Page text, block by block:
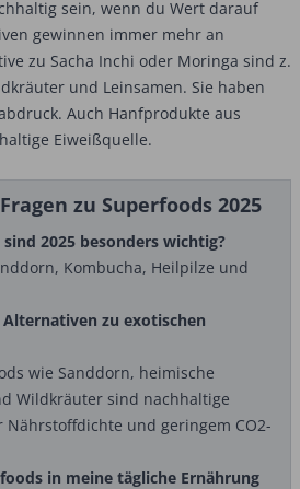
sein, wenn du Wert darauf
gewinnen immer mehr an
zu Sacha Inchi oder Moringa sind z.
und Leinsamen. Sie haben
Auch Hanfprodukte aus
Eiweißquelle.
zu Superfoods 2025
2025 besonders wichtig?
Kombucha, Heilpilze und
zu exotischen
wie Sanddorn, heimische
Wildkräuter sind nachhaltige
und geringem CO2-
in meine tägliche Ernährung